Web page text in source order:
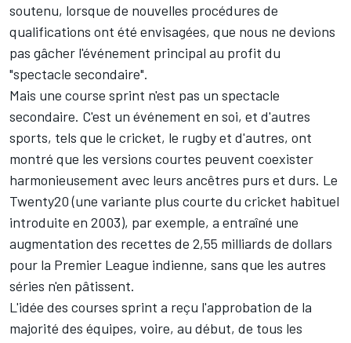
soutenu, lorsque de nouvelles procédures de
qualifications ont été envisagées, que nous ne devions
pas gâcher l'événement principal au profit du
"spectacle secondaire".
Mais une course sprint n'est pas un spectacle
secondaire. C'est un événement en soi, et d'autres
sports, tels que le cricket, le rugby et d'autres, ont
montré que les versions courtes peuvent coexister
harmonieusement avec leurs ancêtres purs et durs. Le
Twenty20 (une variante plus courte du cricket habituel
introduite en 2003), par exemple, a entraîné une
augmentation des recettes de 2,55 milliards de dollars
pour la Premier League indienne, sans que les autres
séries n'en pâtissent.
L'idée des courses sprint a reçu l'approbation de la
majorité des équipes, voire, au début, de tous les